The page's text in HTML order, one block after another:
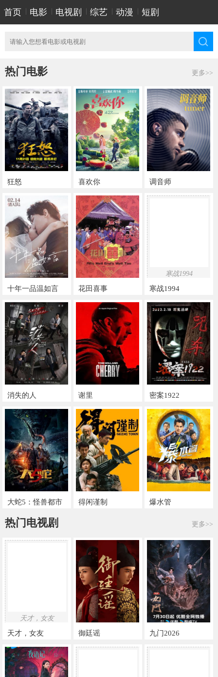
首页 电影 电视剧 综艺 动漫 短剧
热门电影 更多>>
狂怒 喜欢你 调音师
十年一品温如言 花田喜事
寒战1994
寒战1994
消失的人 谢里 密案1922
大蛇5：怪兽都市 得闲谨制 爆水管
热门电视剧 更多>>
天才，女友
天才，女友 御廷谣 九门2026